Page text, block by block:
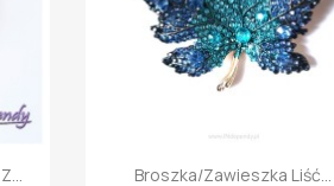
Szybki podgląd
Broszka/zawieszka Liść...